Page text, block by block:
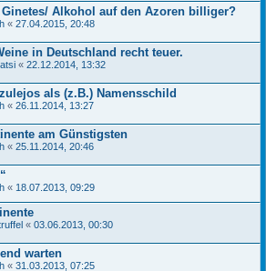
Alkohol auf den Azoren billiger?
« 27.04.2015, 20:48
in Deutschland recht teuer.
« 22.12.2014, 13:32
als (z.B.) Namensschild
« 26.11.2014, 13:27
am Günstigsten
« 25.11.2014, 20:46
« 18.07.2013, 09:29
« 03.06.2013, 00:30
warten
« 31.03.2013, 07:25